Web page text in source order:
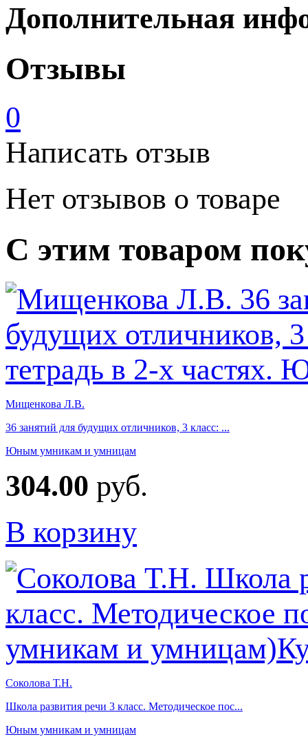
Дополнительная
Отзывы
0
Написать отзыв
Нет отзывов о товаре
С этим товаром
Мищенкова Л.В.
36 занятий для будущих отличников, 3 класс: ...
Юным умникам и умницам
304.00 руб.
В корзину
Соколова Т.Н.
Школа развития речи 3 класс. Методическое пос...
Юным умникам и умницам